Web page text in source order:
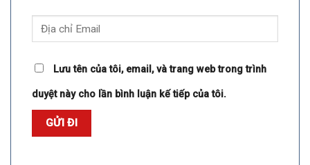
Lưu tên của tôi, email, và trang web trong trình
duyệt này cho lần bình luận kế tiếp của tôi.